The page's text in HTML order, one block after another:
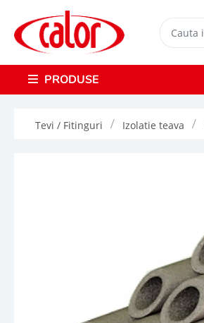
PRODUSE
Tevi / Fitinguri Izolatie teava